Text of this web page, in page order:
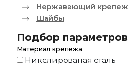
Нержавеющий крепеж
Шайбы
Подбор параметров
Материал крепежа
Никелированая сталь